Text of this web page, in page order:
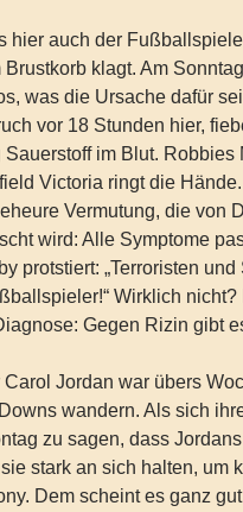
hier auch der
klagt. Am
was die Ursache dafür
vor 18 Stunden hier,
im Blut. Robbies
Victoria ringt die
Vermutung, die von
wird: Alle Symptome
protstiert: „Terroristen
Wirklich
Gegen Rizin gibt
Jordan war übers
wandern. Als sich
zu sagen, dass
stark an sich halten, um
Dem scheint es ganz